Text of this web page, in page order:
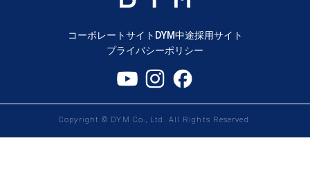
コーポレートサイト DYM中途採用サイト
プライバシーポリシー
Copyright © DYM Co., Ltd. All Rights Reserved.